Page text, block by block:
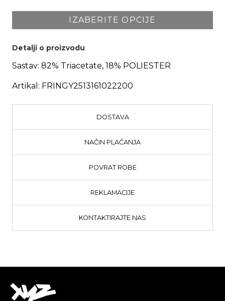
IZABERITE OPCIJE
Detalji o proizvodu
Sastav: 82% Triacetate, 18% POLIESTER
Artikal: FRINGY2513161022200
DOSTAVA
NAČIN PLAĆANJA
POVRAT ROBE
REKLAMACIJE
KONTAKTIRAJTE NAS